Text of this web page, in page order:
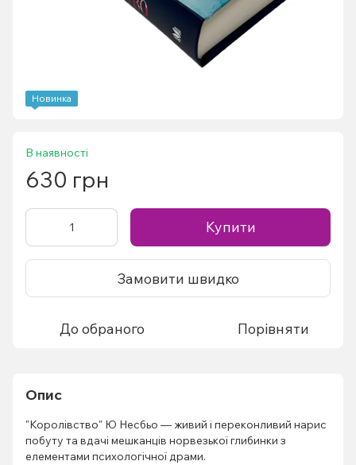
Новинка
В наявності
630 грн
Купити
Замовити швидко
До обраного Порівняти
Опис
"Королівство" Ю Несбьо — живий і переконливий нарис
побуту та вдачі мешканців норвезької глибинки з
елементами психологічної драми.